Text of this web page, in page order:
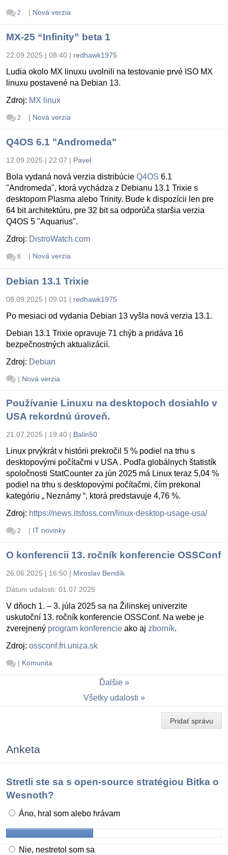
2 | Nová verzia
MX-25 “Infinity” beta 1
22.09.2025 | 08:40 | redhawk1975
Ludia okolo MX linuxu uvolnili na testovanie prvé ISO MX
linuxu postavené na Debian 13.
Zdroj: MX linux
2 | Nová verzia
Q4OS 6.1 "Andromeda"
12.09.2025 | 22:07 | Pavel
Bola vydaná nová verzia distribúcie Q4OS 6.1
"Andromeda", ktorá vychádza z Debianu 13.1 Trixie s
desktopom Plasma alebo Trinity. Bude k dispozícii len pre
64 bit architektúru, pre 32 bit sa odporúča staršia verzia
Q4OS 5 "Aquarius".
Zdroj: DistroWatch.com
6 | Nová verzia
Debian 13.1 Trixie
08.09.2025 | 09:01 | redhawk1975
Po mesiaci od vydania Debian 13 vyšla nová verzia 13.1.
Debian 13.1 Trixie opravuje 71 chýb a pridáva 16
bezpečnostných aktualizácií.
Zdroj: Debian
| Nová verzia
Používanie Linuxu na desktopoch dosiahlo v
USA rekordnú úroveň.
21.07.2025 | 19:40 | Balin50
Linux prvýkrát v histórii prekročil 5 % podiel na trhu s
desktopovými počítačmi v USA . Podľa globálnych štatistík
spoločnosti StatCounter za jún 2025 má Linux teraz 5,04 %
podiel na trhu s desktopovými počítačmi, čím prekonal
kategóriu „ Neznámy “, ktorá predstavuje 4,76 %.
Zdroj: https://news.itsfoss.com/linux-desktop-usage-usa/
2 | IT novinky
O konferencii 13. ročník konferencie OSSConf
26.06.2025 | 16:50 | Miroslav Bendík
Dátum udalosti: 01.07.2025
V dňoch 1. – 3. júla 2025 sa na Žilinskej univerzite
uskutoční 13. ročník konferencie OSSConf. Na webe je
zverejnený program konferencie ako aj zborník.
Zdroj: ossconf.fri.uniza.sk
| Komunita
Ďalšie
Všetky udalosti
Pridať správu
Anketa
Stretli ste sa s open-source stratégiou Bitka o
Wesnoth?
Áno, hral som alebo hrávam
Nie, nestretol som sa